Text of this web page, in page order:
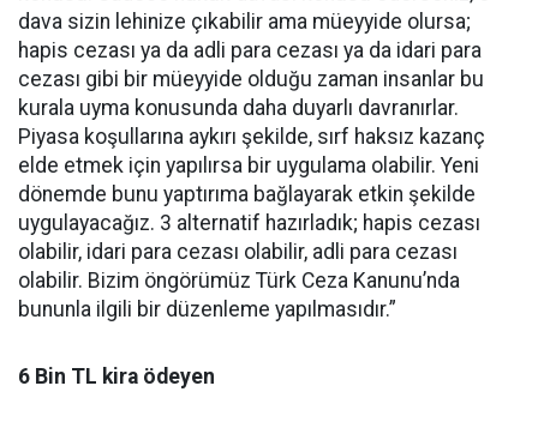
dava sizin lehinize çıkabilir ama müeyyide olursa;
hapis cezası ya da adli para cezası ya da idari para
cezası gibi bir müeyyide olduğu zaman insanlar bu
kurala uyma konusunda daha duyarlı davranırlar.
Piyasa koşullarına aykırı şekilde, sırf haksız kazanç
elde etmek için yapılırsa bir uygulama olabilir. Yeni
dönemde bunu yaptırıma bağlayarak etkin şekilde
uygulayacağız. 3 alternatif hazırladık; hapis cezası
olabilir, idari para cezası olabilir, adli para cezası
olabilir. Bizim öngörümüz Türk Ceza Kanunu’nda
bununla ilgili bir düzenleme yapılmasıdır.”
6 Bin TL kira ödeyen